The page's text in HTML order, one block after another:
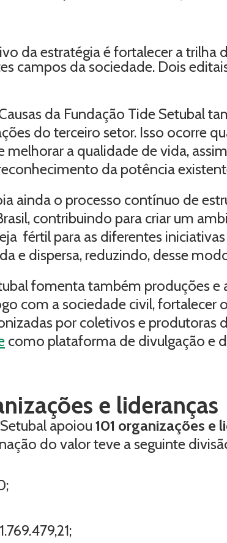
da estratégia é fortalecer a trilha
campos da sociedade. Dois
da Fundação Tide Setubal
do terceiro setor. Isso ocorre
a qualidade de vida,
da potência
ainda o processo contínuo de
contribuindo para criar um
fértil para as diferentes
e dispersa, reduzindo, desse
fomenta também produções e
com a sociedade civil, fortalecer
por coletivos e produtoras
como plataforma de divulgação e
e lideranças
apoiou 101 organizações e
do valor teve a seguinte